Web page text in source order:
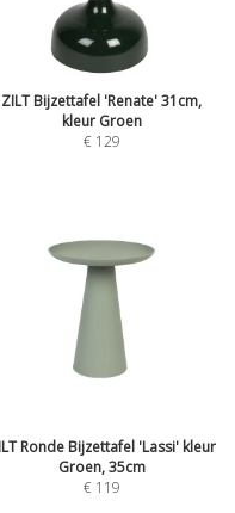
ZILT Bijzettafel 'Renate' 31cm,
kleur Groen
€ 129
Ronde Bijzettafel 'Lassi' kleur
Groen, 35cm
€ 119